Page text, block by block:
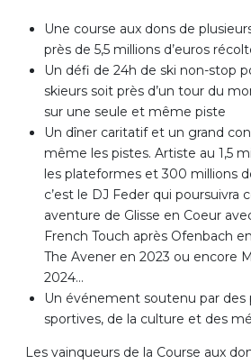
Une course aux dons de
près de 5,5 millions d’euros
Un défi de 24h de ski non-stop
skieurs soit près d’un tour du
sur une seule et même piste
Un dîner caritatif et un grand
même les pistes. Artiste au 1,5
les plateformes et 300 millions
c’est le DJ Feder qui poursuivra
aventure de Glisse en Coeur
French Touch après Ofenbach
The Avener en 2023 ou encore
2024…
Un événement soutenu par des
sportives, de la culture et des
Les vainqueurs de la Course aux